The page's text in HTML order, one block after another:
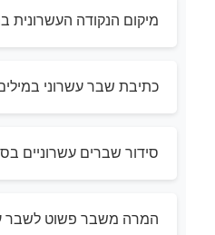
מיקום הנקודה העשרונית
כתיבת שבר עשרוני
סידור שברים עשרוניים
המרה משבר פשוט לשבר